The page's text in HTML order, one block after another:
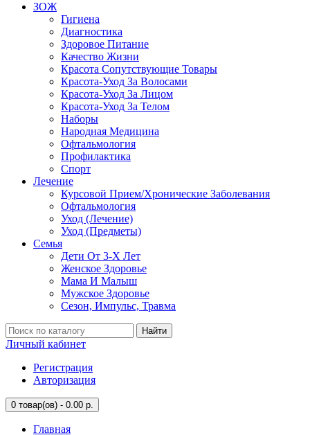
ЗОЖ
Гигиена
Диагностика
Здоровое Питание
Качество Жизни
Красота Сопутствующие Товары
Красота-Уход За Волосами
Красота-Уход За Лицом
Красота-Уход За Телом
Наборы
Народная Медицина
Офтальмология
Профилактика
Спорт
Лечение
Курсовой Прием/Хронические Заболевания
Офтальмология
Уход (Лечение)
Уход (Предметы)
Семья
Дети От 3-Х Лет
Женское Здоровье
Мама И Малыш
Мужское Здоровье
Сезон, Импульс, Травма
Найти
Личный кабинет
Регистрация
Авторизация
0 товар(ов) - 0.00 р.
Главная